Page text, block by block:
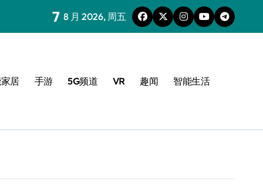
7 8 月 2026, 周五
居 手游 5G频道 VR 趣闻 智能生活